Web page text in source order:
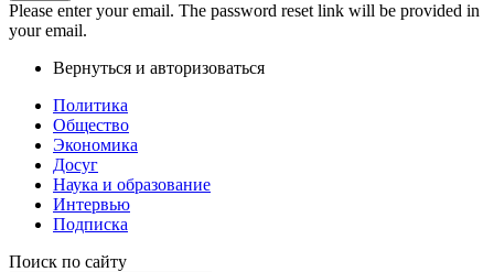
Please enter your email. The password reset link will be provided in
your email.
Вернуться и авторизоваться
Политика
Общество
Экономика
Досуг
Наука и образование
Интервью
Подписка
Поиск по сайту